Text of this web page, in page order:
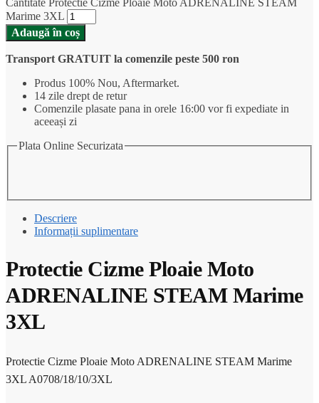
Cantitate Protectie Cizme Ploaie Moto ADRENALINE STEAM
Marime 3XL
Adaugă în coș
Transport GRATUIT la comenzile peste 500 ron
Produs 100% Nou, Aftermarket.
14 zile drept de retur
Comenzile plasate pana in orele 16:00 vor fi expediate in
aceeași zi
Plata Online Securizata
Descriere
Informații suplimentare
Protectie Cizme Ploaie Moto
ADRENALINE STEAM Marime
3XL
Protectie Cizme Ploaie Moto ADRENALINE STEAM Marime
3XL A0708/18/10/3XL